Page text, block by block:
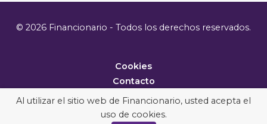
© 2026 Financionario - Todos los derechos reservados.
Cookies
Contacto
Metodología
Al utilizar el sitio web de Financionario, usted acepta el
uso de cookies.